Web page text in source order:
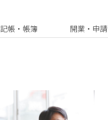
記帳・帳簿 開業・申請